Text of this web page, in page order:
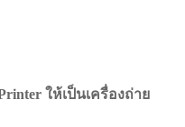
ให้เป็นเครื่องถ่าย